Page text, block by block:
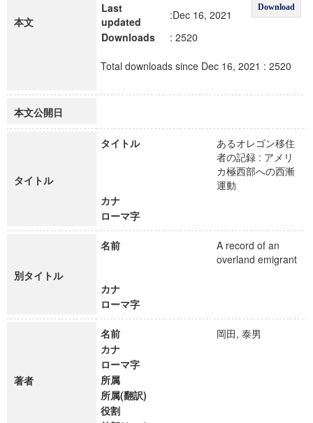
本文
Download
Last
updated
:Dec 16, 2021
Downloads
: 2520
Total downloads since Dec 16, 2021 : 2520
本文公開日
タイトル
タイトル
あるオレゴン移住
者の記録 : アメリ
カ極西部への西漸
運動
カナ
ローマ字
別タイトル
名前
A record of an
overland emigrant
カナ
ローマ字
著者
名前
岡田, 泰男
カナ
ローマ字
所属
所属(翻訳)
役割